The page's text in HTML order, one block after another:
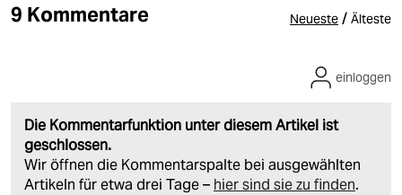
9 Kommentare Neueste / Älteste
Die Kommentarfunktion unter diesem Artikel ist
geschlossen.
Wir öffnen die Kommentarspalte bei ausgewählten
Artikeln für etwa drei Tage – hier sind sie zu finden.
einloggen